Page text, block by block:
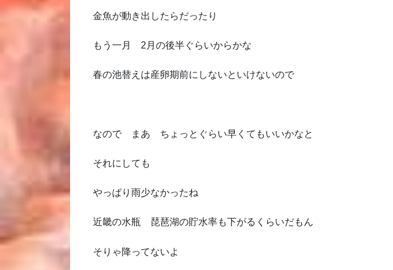
金魚が動き出したらだったり
もう一月 2月の後半ぐらいからかな
春の池替えは産卵期前にしないといけないので
なので まあ ちょっとぐらい早くてもいいかなと
それにしても
やっぱり雨少なかったね
近畿の水瓶 琵琶湖の貯水率も下がるくらいだもん
そりゃ降ってないよ